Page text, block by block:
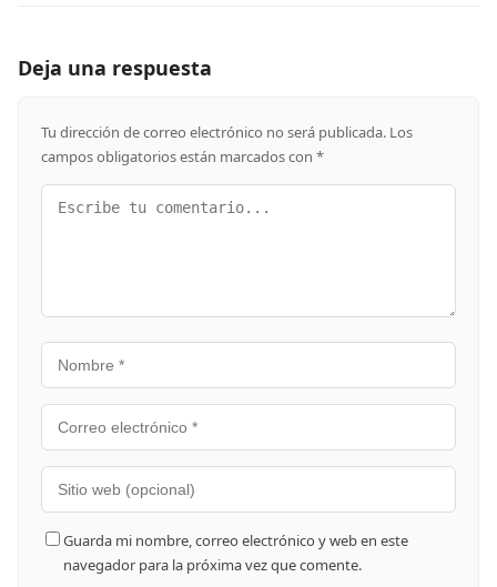
Deja una respuesta
Tu dirección de correo electrónico no será publicada. Los
campos obligatorios están marcados con *
Guarda mi nombre, correo electrónico y web en este
navegador para la próxima vez que comente.